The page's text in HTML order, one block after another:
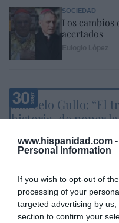
www.hispanidad.com -
Personal Information
If you wish to opt-out of
processing of your
targeted advertising by
section to confirm your
SOCIEDAD
Los cambios
acertados
Marcelo Gullo: “El
historia, de poner
cristiano"
Artículos anteriores
DIARIO DE LA